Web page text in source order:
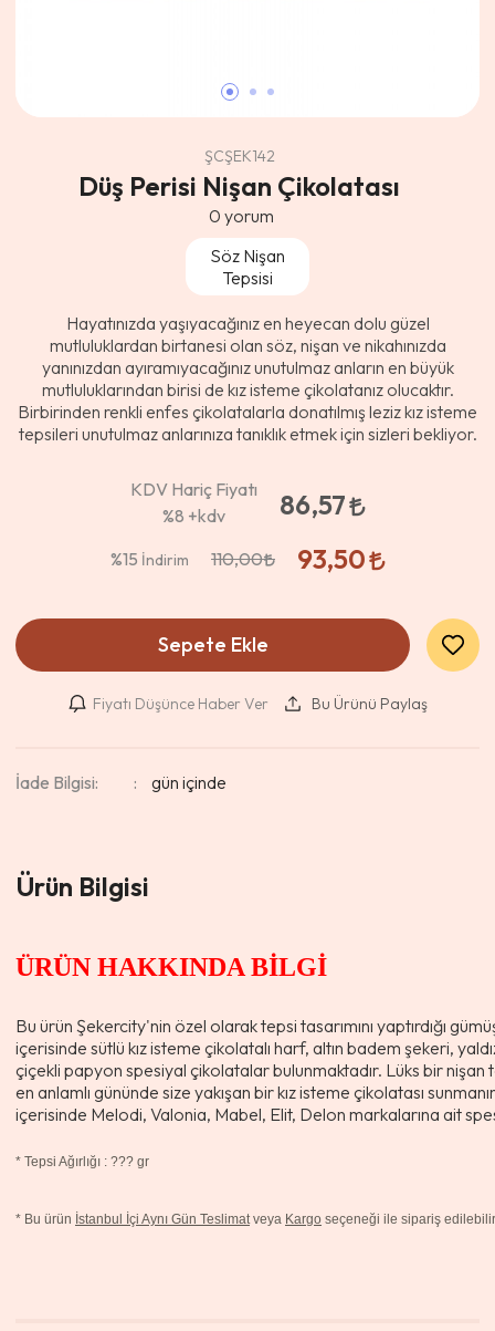
ŞCŞEK142
Düş Perisi Nişan Çikolatası
0 yorum
Söz Nişan
Tepsisi
Hayatınızda yaşıyacağınız en heyecan dolu güzel
mutluluklardan birtanesi olan söz, nişan ve nikahınızda
yanınızdan ayıramıyacağınız unutulmaz anların en büyük
mutluluklarından birisi de kız isteme çikolatanız olucaktır.
Birbirinden renkli enfes çikolatalarla donatılmış leziz kız isteme
tepsileri unutulmaz anlarınıza tanıklık etmek için sizleri bekliyor.
KDV Hariç Fiyatı
%8 +kdv 86,57
%15 İndirim 110,00 93,50
Sepete Ekle
Fiyatı Düşünce Haber Ver Bu Ürünü Paylaş
İade Bilgisi:
Ürün Bilgisi
ÜRÜN HAKKINDA BİLGİ
Bu ürün Şekercity'nin özel olarak tepsi tasarımını yaptırdığı
içerisinde sütlü kız isteme çikolatalı harf, altın badem şekeri,
çiçekli papyon spesiyal çikolatalar bulunmaktadır. Lüks bir nişan
en anlamlı gününde size yakışan bir kız isteme çikolatası
içerisinde Melodi, Valonia, Mabel, Elit, Delon markalarına ait
* Tepsi Ağırlığı : ??? gr
* Bu ürün İstanbul İçi Aynı Gün Teslimatveya Kargo seçeneği ile sipariş